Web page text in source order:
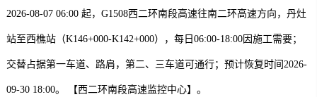
2026-08-07 06:00 起，G1508西二环南段高速往南二环高速方向，丹灶
站至西樵站（K146+000-K142+000），每日06:00-18:00因施工需要；
交替占据第一车道、路肩，第二、三车道可通行；预计恢复时间2026-
09-30 18:00。 【西二环南段高速监控中心】。